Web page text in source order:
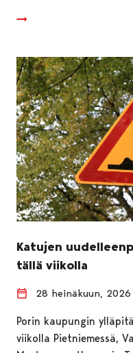
Katujen
tällä viikolla
28 heinäkuun, 2026
Porin kaupungin
viikolla Pietniemessä,